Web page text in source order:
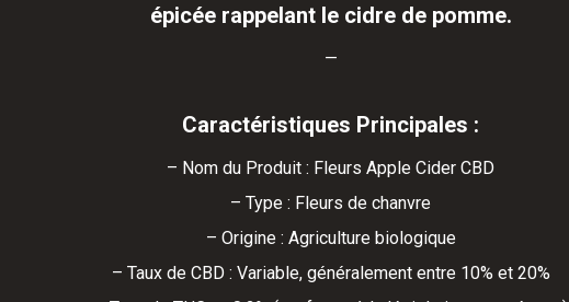
épicée rappelant le cidre de pomme.
—
Caractéristiques Principales :
– Nom du Produit : Fleurs Apple Cider CBD
– Type : Fleurs de chanvre
– Origine : Agriculture biologique
– Taux de CBD : Variable, généralement entre 10% et 20%